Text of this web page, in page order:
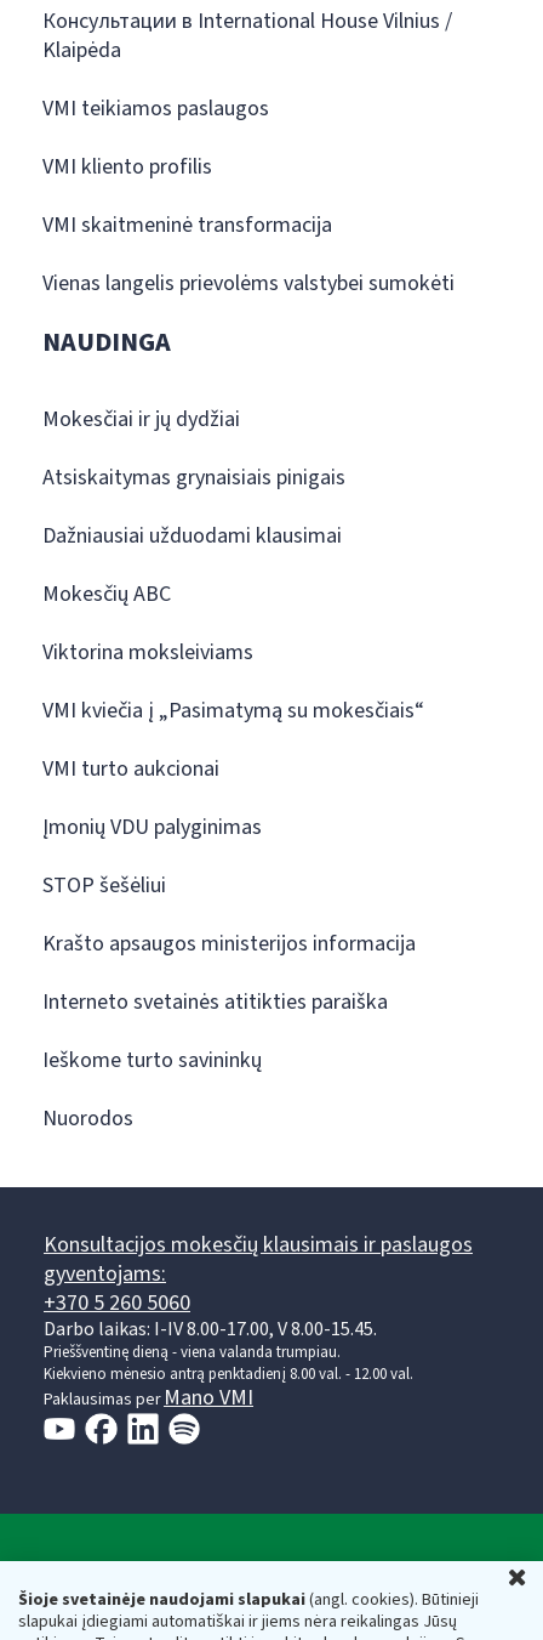
Šioje svetainėje naudojami slapukai(angl. cookies). Būtinieji
slapukai įdiegiami automatiškai ir jiems nėra reikalingas Jūsų
Консультации в International House Vilnius /
Klaipėda
VMI teikiamos paslaugos
VMI kliento profilis
VMI skaitmeninė transformacija
Vienas langelis prievolėms valstybei sumokėti
NAUDINGA
Mokesčiai ir jų dydžiai
Atsiskaitymas grynaisiais pinigais
Dažniausiai užduodami klausimai
Mokesčių ABC
Viktorina moksleiviams
VMI kviečia į „Pasimatymą su mokesčiais“
VMI turto aukcionai
Įmonių VDU palyginimas
STOP šešėliui
Krašto apsaugos ministerijos informacija
Interneto svetainės atitikties paraiška
Ieškome turto savininkų
Nuorodos
Konsultacijos mokesčių klausimais ir paslaugos
gyventojams:
+370 5 260 5060
Darbo laikas: I-IV 8.00-17.00, V 8.00-15.45.
Prieššventinę dieną - viena valanda trumpiau.
Kiekvieno mėnesio antrą penktadienį 8.00 val. - 12.00 val.
Paklausimas per Mano VMI
Respublikos finansų ministerijos